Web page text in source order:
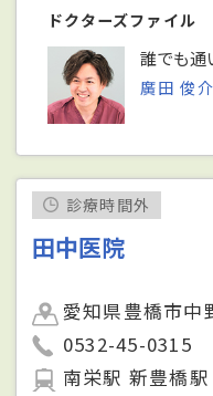
ドクターズファイル
誰でも通
廣田 俊
診療時間外
田中医院
愛知県豊橋市中
0532-45-0315
南栄駅 新豊橋